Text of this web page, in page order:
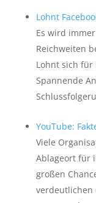
Lohnt
Es wird
Reichweiten
Lohnt sich für
Spannende
YouTube:
Viele
Ablageort für
großen
verdeutlichen